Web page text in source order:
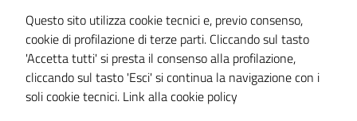
Note legali
Dichiarazione di accessibilità
Piano di miglioramento del sito
Statistiche sito web
Questo sito utilizza cookie tecnici e, previo consenso,
cookie di profilazione di terze parti. Cliccando sul tasto
'Accetta tutti' si presta il consenso alla profilazione,
cliccando sul tasto 'Esci' si continua la navigazione con i
soli cookie tecnici. Link alla cookie policy